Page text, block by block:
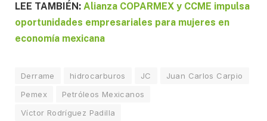
LEE TAMBIÉN: Alianza COPARMEX y CCME impulsa
oportunidades empresariales para mujeres en
economía mexicana
Derrame hidrocarburos JC
Juan Carlos Carpio
Pemex
Petróleos Mexicanos
Víctor Rodríguez Padilla